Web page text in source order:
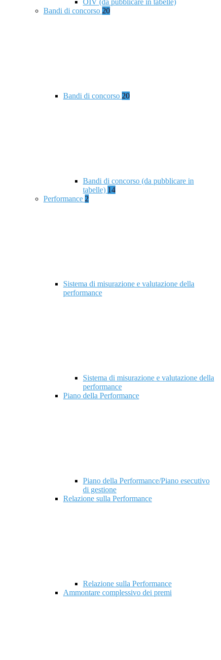
OIV (da pubblicare in tabelle)
Bandi di concorso 20
Bandi di concorso 20
Bandi di concorso (da pubblicare in
tabelle) 14
Performance 2
Sistema di misurazione e valutazione della
performance
Sistema di misurazione e valutazione della
performance
Piano della Performance
Piano della Performance/Piano esecutivo
di gestione
Relazione sulla Performance
Relazione sulla Performance
Ammontare complessivo dei premi